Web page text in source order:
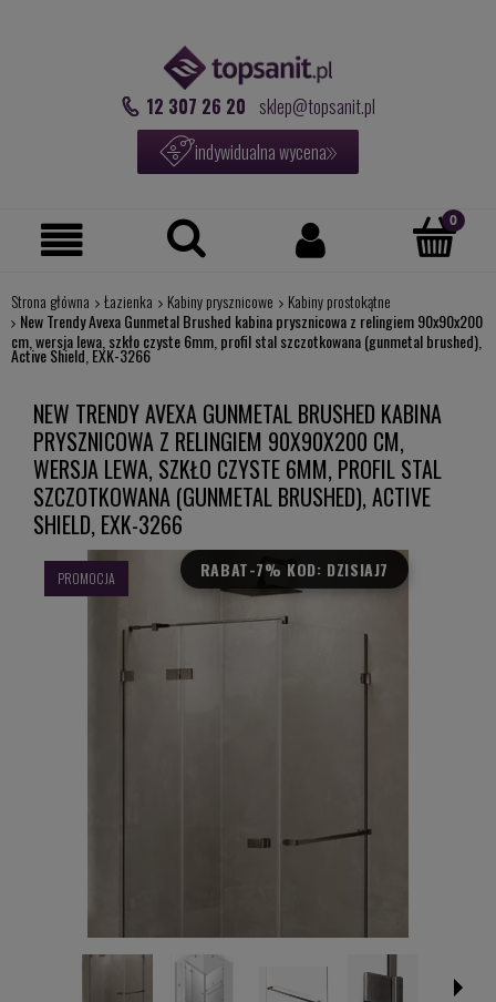
12 307 26 20 sklep@topsanit.pl
indywidualna wycena
Strona główna Łazienka Kabiny prysznicowe
Kabiny prostokątne
New Trendy Avexa Gunmetal Brushed kabina prysznicowa z relingiem 90x90x200
cm, wersja lewa, szkło czyste 6mm, profil stal szczotkowana (gunmetal brushed),
Active Shield, EXK-3266
NEW TRENDY AVEXA GUNMETAL BRUSHED KABINA
PRYSZNICOWA Z RELINGIEM 90X90X200 CM,
WERSJA LEWA, SZKŁO CZYSTE 6MM, PROFIL STAL
SZCZOTKOWANA (GUNMETAL BRUSHED), ACTIVE
SHIELD, EXK-3266
RABAT-7% KOD: DZISIAJ7
PROMOCJA